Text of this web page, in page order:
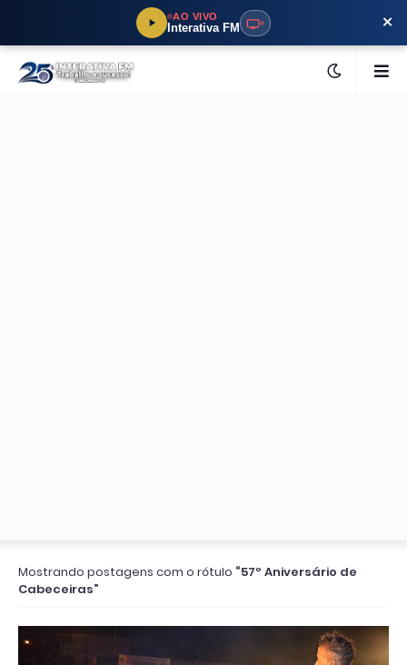
AO VIVO
Interativa FM ×
Mostrando postagens com o rótulo 57º Aniversário de
Cabeceiras